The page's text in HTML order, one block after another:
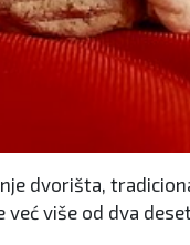
dvorišta,
više od dva